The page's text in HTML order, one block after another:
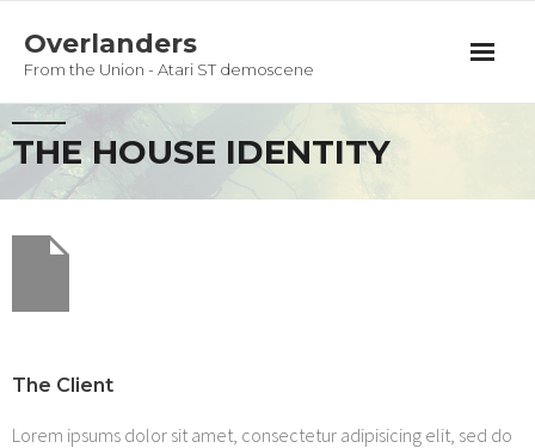
Overlanders
From the Union - Atari ST demoscene
Productions
Team
Guestbook
Privacy Policy
THE HOUSE IDENTITY
The Client
Lorem ipsums dolor sit amet, consectetur adipisicing elit, sed do